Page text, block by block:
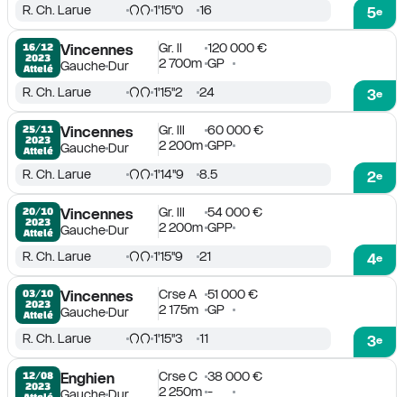
5e
R. Ch. Larue 1'15''0 16
16/12
2023
Attelé
Vincennes
GaucheDur
Gr. II
120 000 €
2 700m GP
3e
R. Ch. Larue 1'15''2 24
25/11
2023
Attelé
Vincennes
GaucheDur
Gr. III
60 000 €
2 200m GPP
2e
R. Ch. Larue 1'14''9 8.5
20/10
2023
Attelé
Vincennes
GaucheDur
Gr. III
54 000 €
2 200m GPP
4e
R. Ch. Larue 1'15''9 21
03/10
2023
Attelé
Vincennes
GaucheDur
Crse A
51 000 €
2 175m GP
3e
R. Ch. Larue 1'15''3 11
12/08
2023
Enghien Crse C
38 000 €
2 250m -